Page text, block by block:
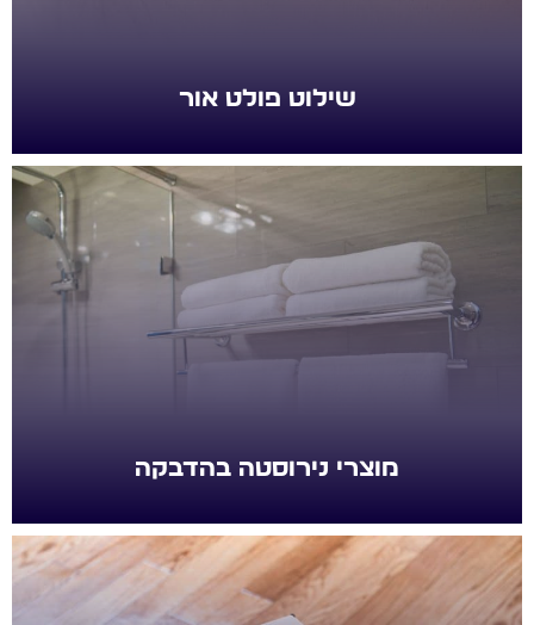
שילוט פולט אור
מוצרי נירוסטה בהדבקה
מוצרי נירוסטה בהדבקה